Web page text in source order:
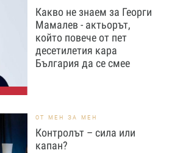
Какво не знаем за Георги
Мамалев - актьорът,
който повече от пет
десетилетия кара
България да се смее
ОТ МЕН ЗА МЕН
Контролът – сила или
капан?